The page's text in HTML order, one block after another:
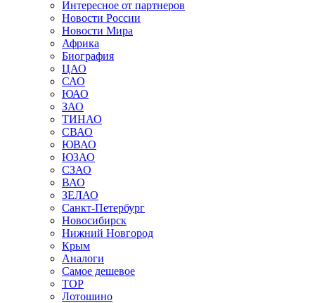
Интересное от партнеров
Новости России
Новости Мира
Африка
Биография
ЦАО
САО
ЮАО
ЗАО
ТИНАО
СВАО
ЮВАО
ЮЗАО
СЗАО
ВАО
ЗЕЛАО
Санкт-Петербург
Новосибирск
Нижний Новгород
Крым
Аналоги
Самое дешевое
TOP
Лотошино